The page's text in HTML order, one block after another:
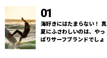
01
海好きにはたまらない！ 真
夏にふさわしいのは、やっ
ぱりサーフブランドでしょ